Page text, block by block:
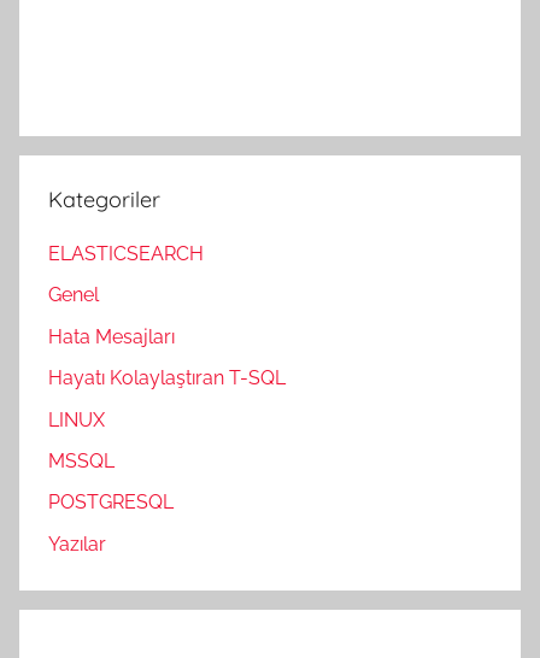
Kategoriler
ELASTICSEARCH
Genel
Hata Mesajları
Hayatı Kolaylaştıran T-SQL
LINUX
MSSQL
POSTGRESQL
Yazılar